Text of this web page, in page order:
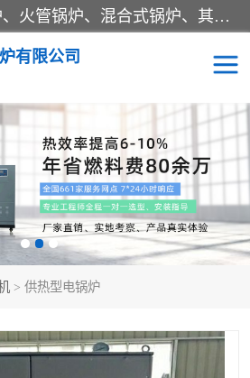
蒸汽锅炉：水管锅炉、火管锅炉、混合式锅炉、其他蒸汽锅炉； 热水锅炉：家用型集中供暖用热水锅炉、其他热水锅炉； 有机热载体锅炉； 船用蒸汽锅炉； （锅炉用辅助设备及装置）蒸汽冷凝器：表面冷凝器、混合式冷凝器、空冷式冷凝器、其他蒸汽冷凝器； 锅炉用辅助设备：节热器、蒸汽收集器、蓄能器、烟垢清除器、气体回收器、泥渣刮除器、空气预热器、其他锅炉用辅助设备；
有限公司
> 供热型电锅炉